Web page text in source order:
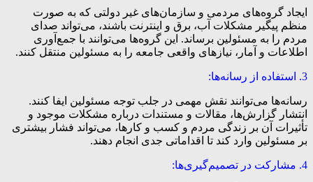
ایجاد گروه‌های مردمی و سازمان‌های غیر دولتی که به صورت
منظم پیگیر مشکلات آب، برق و اینترنت باشند، می‌تواند صدای
مردم را به مسئولین برساند. این گروه‌ها می‌توانند با جمع‌آوری
اطلاعات و آمار، نیازهای واقعی جامعه را به مسئولین منتقل کنند.
3. استفاده از رسانه‌ها:
رسانه‌ها می‌توانند نقش مهمی در جلب توجه مسئولین ایفا کنند.
انتشار گزارش‌ها، مقالات و مستندات درباره مشکلات موجود و
تأثیرات آن بر زندگی مردم و کسب و کارها، می‌تواند فشار بیشتری
بر مسئولین وارد کند تا اقداماتی جدی انجام دهند.
4. مشارکت در تصمیم‌گیری‌ها: